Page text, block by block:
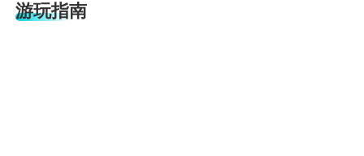
游玩指南